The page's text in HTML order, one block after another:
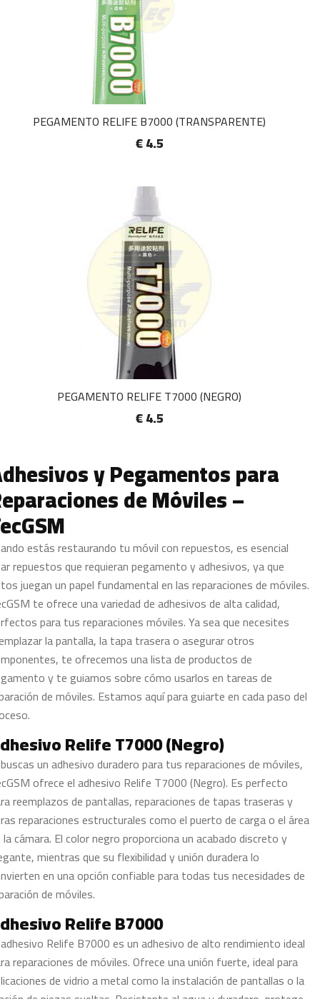
PEGAMENTO RELIFE B7000 (TRANSPARENTE)
€ 4.5
PEGAMENTO RELIFE T7000 (NEGRO)
€ 4.5
y Pegamentos para
de Móviles –
estás restaurando tu móvil con repuestos, es esencial
repuestos que requieran pegamento y adhesivos, ya que
juegan un papel fundamental en las reparaciones de móviles.
te ofrece una variedad de adhesivos de alta calidad,
para tus reparaciones móviles. Ya sea que necesites
la pantalla, la tapa trasera o asegurar otros
te ofrecemos una lista de productos de
y te guiamos sobre cómo usarlos en tareas de
de móviles. Estamos aquí para guiarte en cada paso del
Relife T7000 (Negro)
un adhesivo duradero para tus reparaciones de móviles,
ofrece el adhesivo Relife T7000 (Negro). Es perfecto
reemplazos de pantallas, reparaciones de tapas traseras y
reparaciones estructurales como el puerto de carga o el área
la cámara. El color negro proporciona un acabado discreto y
mientras que su flexibilidad y unión duradera lo
en una opción confiable para todas tus necesidades de
de móviles.
Relife B7000
Relife B7000 es un adhesivo de alto rendimiento ideal
reparaciones de móviles. Ofrece una unión fuerte, ideal para
de vidrio a metal como la instalación de pantallas o la